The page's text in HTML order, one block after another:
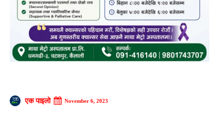
एक पाइलो November 6, 2023